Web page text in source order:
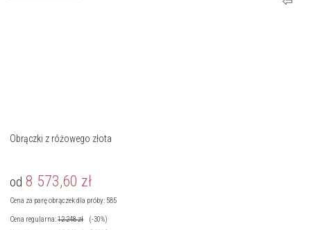
Obrączki z różowego złota
od 8 573,60 zł
Cena za parę obrączek dla próby: 585
Cena regularna:12 248zł
(-30%)